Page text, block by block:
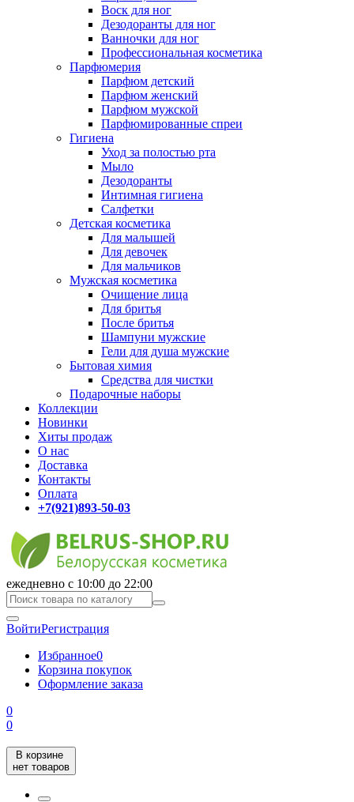
Воск для ног
Дезодоранты для ног
Ванночки для ног
Профессиональная косметика
Парфюмерия
Парфюм детский
Парфюм женский
Парфюм мужской
Парфюмированные спреи
Гигиена
Уход за полостью рта
Мыло
Дезодоранты
Интимная гигиена
Салфетки
Детская косметика
Для малышей
Для девочек
Для мальчиков
Мужская косметика
Очищение лица
Для бритья
После бритья
Шампуни мужские
Гели для душа мужские
Бытовая химия
Средства для чистки
Подарочные наборы
Коллекции
Новинки
Хиты продаж
О нас
Доставка
Контакты
Оплата
+7(921)893-50-03
ежедневно с 10:00 до 22:00
ВойтиРегистрация
Избранное0
Корзина покупок
Оформление заказа
0
0
В корзине
нет товаров